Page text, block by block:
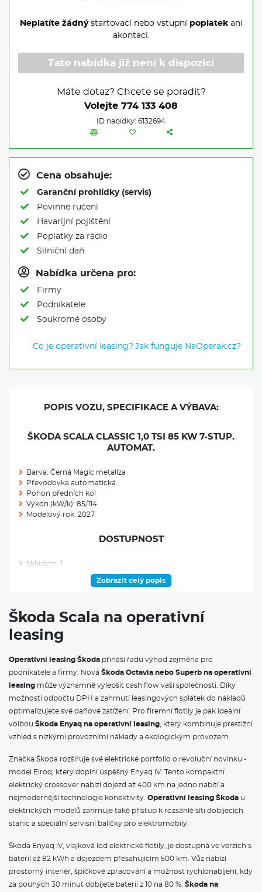
Neplatíte žádnýstartovací nebo vstupní poplatekani
akontaci.
Tato nabídka již není k dispozici
Máte dotaz? Chcete se poradit?
Volejte 774 133 408
ID nabídky: 6132694
Cena obsahuje:
Garanční prohlídky (servis)
Povinné ručení
Havarijní pojištění
Poplatky za rádio
Silniční daň
Nabídka určena pro:
Firmy
Podnikatele
Soukromé osoby
Co je operativní leasing? Jak funguje NaOperak.cz?
POPIS VOZU, SPECIFIKACE A VÝBAVA:
ŠKODA SCALA CLASSIC 1,0 TSI 85 KW 7-STUP.
AUTOMAT.
Barva: Černá Magic metalíza
Převodovka automatická
Pohon předních kol
Výkon (kW/k): 85/114
Modelový rok: 2027
DOSTUPNOST
Skladem: 1
Rezervní kolo neplnohodnotné
Rezervní kolo (neplnohodnotné)
Externí, USB typ C, datová(é) zásuvka(-y) a nabíjecí zásuvka(-y)
se zvýšeným nabíjecím výkonem
Automatické stmívání pro vnitřní zpětné zrcátko
8 reproduktorů
Dvouzónový CLIMATRONIC
Bezdrátový SmartLink
Interiér plus
VÝBAVA VE VÝBAVA STUPNI
Elektrické ovládání oken vpředu a vzadu
Víko schránky před spolujezdcem, s osvětlením
Síťový program
Hlavice/madlo řadící páky z kůže
Schránka na brýle
Ozdobné lišty standardní
Vnější zpětné zrcátko vpravo, konvexní
Vnější zpětné zrcátko vlevo, konvexní
Kliky a vnější zpětná zrcátka v barvě vozu
Zobrazit celý popis
Škoda Scala na operativní
leasing
Operativní leasing Škoda přináší řadu výhod zejména pro
podnikatele a firmy. Nová Škoda Octavia nebo Superb na operativní
leasing může významně vylepšit cash flow vaší společnosti. Díky
možnosti odpočtu DPH a zahrnutí leasingových splátek do nákladů
optimalizujete své daňové zatížení. Pro firemní flotily je pak ideální
volbou Škoda Enyaq na operativní leasing , který kombinuje prestižní
vzhled s nízkými provozními náklady a ekologickým provozem.
Značka Škoda rozšiřuje své elektrické portfolio o revoluční novinku -
model Elroq, který doplní úspěšný Enyaq iV. Tento kompaktní
elektrický crossover nabízí dojezd až 400 km na jedno nabití a
nejmodernější technologie konektivity. Operativní leasing Škoda u
elektrických modelů zahrnuje také přístup k rozsáhlé síti dobíjecích
stanic a speciální servisní balíčky pro elektromobily.
Škoda Enyaq iV, vlajková loď elektrické flotily, je dostupná ve verzích s
baterií až 82 kWh a dojezdem přesahujícím 500 km. Vůz nabízí
prostorný interiér, špičkové zpracování a možnost rychlonabíjení, kdy
za pouhých 30 minut dobijete baterii z 10 na 80 %. Škoda na